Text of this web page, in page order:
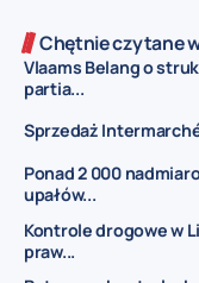
Chętnie czytane
Vlaams Belang o
partia...
Sprzedaż
Ponad 2 000
upałów...
Kontrole drogowe w
praw...